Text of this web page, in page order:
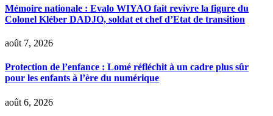
Mémoire nationale : Evalo WIYAO fait revivre la figure du
Colonel Kléber DADJO, soldat et chef d’Etat de transition
août 7, 2026
Protection de l’enfance : Lomé réfléchit à un cadre plus sûr
pour les enfants à l’ère du numérique
août 6, 2026